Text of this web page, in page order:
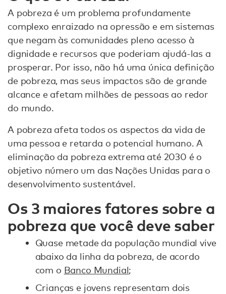
A pobreza é um problema profundamente
complexo enraizado na opressão e em sistemas
que negam às comunidades pleno acesso à
dignidade e recursos que poderiam ajudá-las a
prosperar. Por isso, não há uma única definição
de pobreza, mas seus impactos são de grande
alcance e afetam milhões de pessoas ao redor
do mundo.
A pobreza afeta todos os aspectos da vida de
uma pessoa e retarda o potencial humano. A
eliminação da pobreza extrema até 2030 é o
objetivo número um das Nações Unidas para o
desenvolvimento sustentável.
Os 3 maiores fatores sobre a
pobreza que você deve saber
Quase metade da população mundial vive
abaixo da linha da pobreza, de acordo
com o Banco Mundial;
Crianças e jovens representam dois